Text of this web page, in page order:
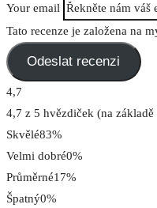
Your email
Tato recenze je založena na
Odeslat recenzi
4,7
4,7 z 5 hvězdiček (na základě
Skvělé83%
Velmi dobré0%
Průměrné17%
Špatný0%